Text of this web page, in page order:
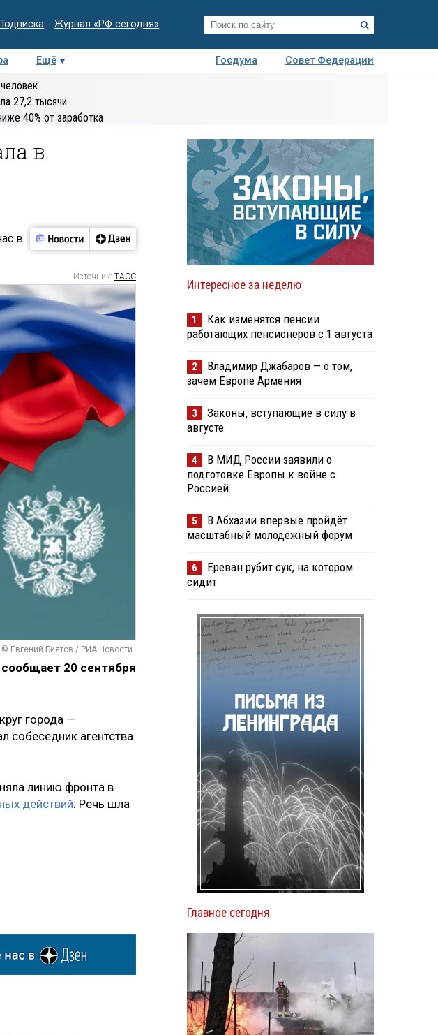
Подписка Журнал «РФ сегодня»
Ещё Госдума
Совет Федерации
Колумнисты
27,2 тысячи
40% от заработка
в
в
Источник: ТАСС
© Евгений Биятов / РИА Новости
20 сентября
города —
собеседник агентства.
линию фронта в
действий. Речь шла
Интересное за неделю
1
Как изменятся пенсии
работающих пенсионеров с 1 августа
2
Владимир Джабаров — о том,
зачем Европе Армения
3
Законы, вступающие в силу в
августе
4
В МИД России заявили о
подготовке Европы к войне с
Россией
5
В Абхазии впервые пройдёт
масштабный молодёжный форум
6
Ереван рубит сук, на котором
сидит
Главное сегодня